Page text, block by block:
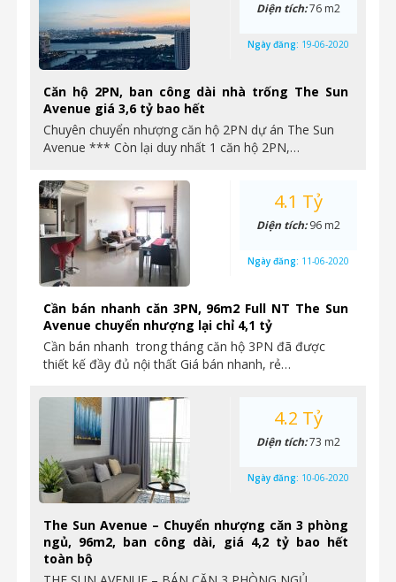
Căn hộ 2PN, ban công dài nhà trống The Sun
Avenue giá 3,6 tỷ bao hết
Chuyên chuyển nhượng căn hộ 2PN dự án The Sun
Avenue *** Còn lại duy nhất 1 căn hộ 2PN,…
Diện tích:76 m2
Ngày đăng: 19-06-2020
Cần bán nhanh căn 3PN, 96m2 Full NT The Sun
Avenue chuyển nhượng lại chỉ 4,1 tỷ
Cần bán nhanh trong tháng căn hộ 3PN đã được
thiết kế đầy đủ nội thất Giá bán nhanh, rẻ…
4.1 Tỷ
Diện tích:96 m2
Ngày đăng: 11-06-2020
The Sun Avenue – Chuyển nhượng căn 3 phòng
ngủ, 96m2, ban công dài, giá 4,2 tỷ bao hết
toàn bộ
4.2 Tỷ
Diện tích:73 m2
Ngày đăng: 10-06-2020